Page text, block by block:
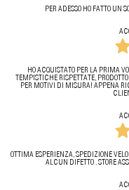
PER ADESSO HO FATTO UN
HO ACQUISTATO PER LA PRIMA
TEMPISTICHE RISPETTATE,
PER MOTIVI DI MISURA! APPENA
OTTIMA ESPERIENZA, SPEDIZIONE
ALCUN DIFETTO . STORE